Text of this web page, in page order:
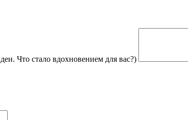
Что стало вдохновением для вас?)